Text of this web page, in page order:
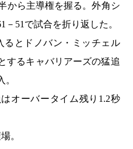
から主導権を握る。外角シ
－51で試合を折り返した。
るとドノバン・ミッチェル
するキャバリアーズの猛追
オーバータイム残り1.2秒
。